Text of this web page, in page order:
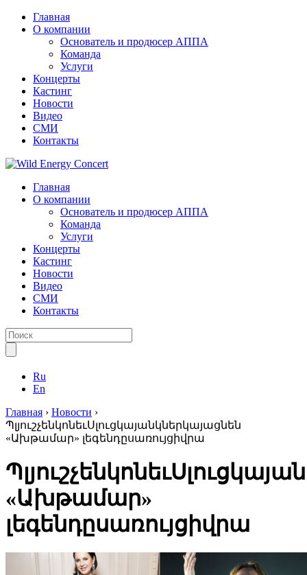
Главная
О компании
Основатель и продюсер АППА
Команда
Услуги
Концерты
Кастинг
Новости
Видео
СМИ
Контакты
Главная
О компании
Основатель и продюсер АППА
Команда
Услуги
Концерты
Кастинг
Новости
Видео
СМИ
Контакты
Ru
En
Главная › Новости ›
ՊլյուշչենկոնեւՍլուցկայանկներկայացնեն
«Ախթամար» լեգենդըսառույցիվրա
«Ախթամար»
լեգենդըսառույցիվրա